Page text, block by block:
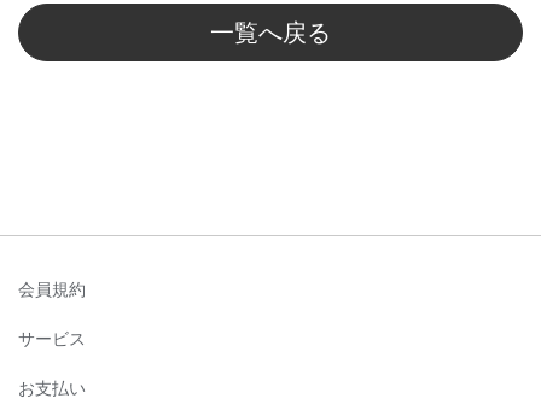
一覧へ戻る
会員規約
サービス
お支払い